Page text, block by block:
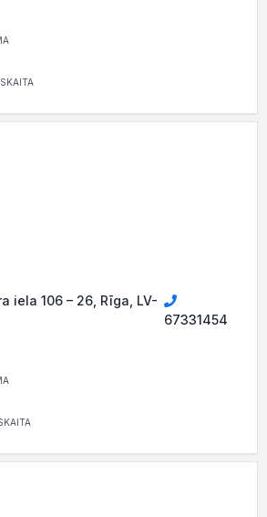
iela 106 – 26, Rīga, LV-
67331454